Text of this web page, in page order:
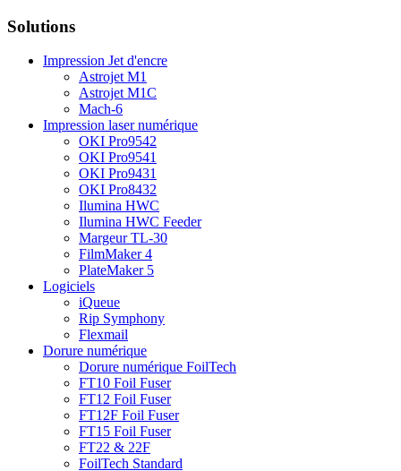
Solutions
Impression Jet d'encre
Astrojet M1
Astrojet M1C
Mach-6
Impression laser numérique
OKI Pro9542
OKI Pro9541
OKI Pro9431
OKI Pro8432
Ilumina HWC
Ilumina HWC Feeder
Margeur TL-30
FilmMaker 4
PlateMaker 5
Logiciels
iQueue
Rip Symphony
Flexmail
Dorure numérique
Dorure numérique FoilTech
FT10 Foil Fuser
FT12 Foil Fuser
FT12F Foil Fuser
FT15 Foil Fuser
FT22 & 22F
FoilTech Standard